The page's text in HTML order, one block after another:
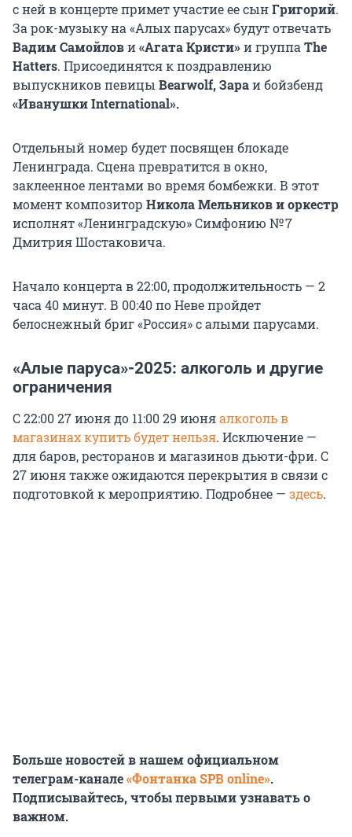
с ней в концерте примет участие ее сынГригорий.
За рок-музыку на «Алых парусах» будут отвечать
Вадим Самойлови«Агата Кристи»и группа The
Hatters. Присоединятся к поздравлению
выпускников певицы Bearwolf, Зараи бойзбенд
«Иванушки International».
Отдельный номер будет посвящен блокаде
Ленинграда. Сцена превратится в окно,
заклеенное лентами во время бомбежки. В этот
момент композитор Никола Мельников и оркестр
исполнят «Ленинградскую» Симфонию № 7
Дмитрия Шостаковича.
Начало концерта в 22:00, продолжительность — 2
часа 40 минут. В 00:40 по Неве пройдет
белоснежный бриг «Россия» с алыми парусами.
«Алые паруса»-2025: алкоголь и другие
ограничения
С 22:00 27 июня до 11:00 29 июняалкоголь в
магазинах купить будет нельзя. Исключение —
для баров, ресторанов и магазинов дьюти-фри. С
27 июня также ожидаются перекрытия в связи с
подготовкой к мероприятию. Подробнее — здесь.
Больше новостей в нашем официальном
телеграм-канале«Фонтанка SPB online».
Подписывайтесь, чтобы первыми узнавать о
важном.